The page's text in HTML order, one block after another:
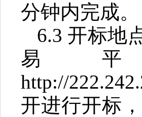
分钟内完成。
6.3 开标地
易
http://
开进行开标